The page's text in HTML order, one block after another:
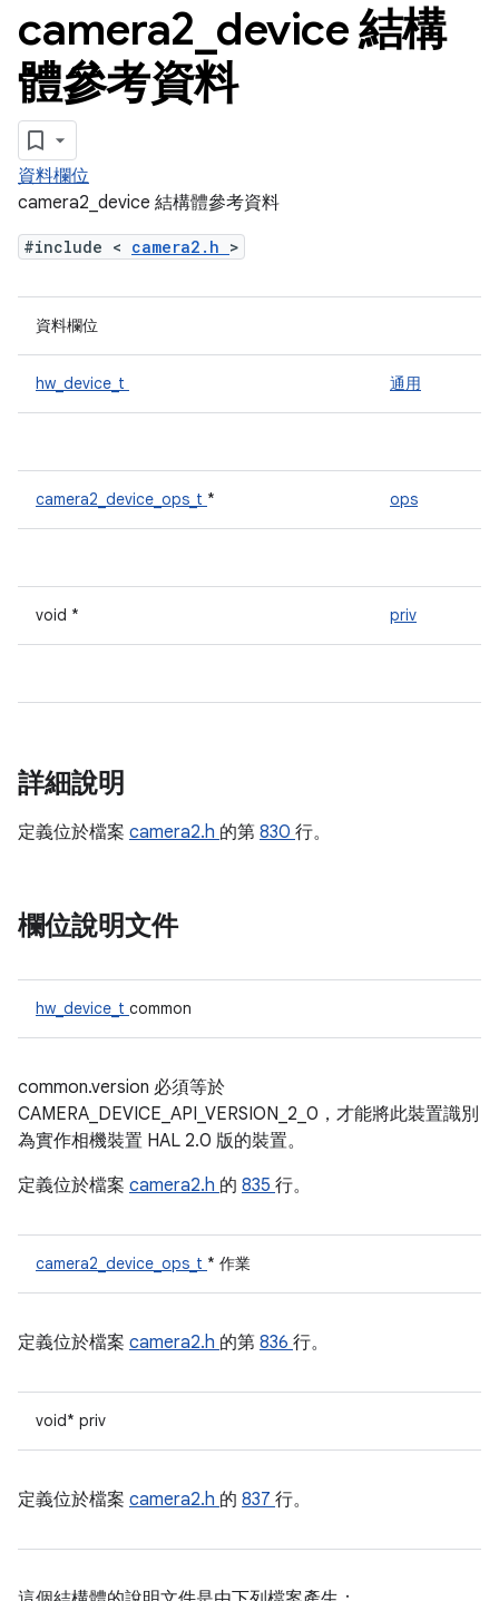
camera2 device 結構
體參考資料
資料欄位
camera2_device 結構體參考資料
#include < camera2.h >
資料欄位
hw_device_t 通用
camera2_device_ops_t * ops
void * priv
詳細說明
定義位於檔案 camera2.h 的第 830 行。
欄位說明文件
hw_device_t common
common.version 必須等於
CAMERA_DEVICE_API_VERSION_2_0，才能將此裝置識別
為實作相機裝置 HAL 2.0 版的裝置。
定義位於檔案 camera2.h 的 835 行。
camera2_device_ops_t * 作業
定義位於檔案 camera2.h 的第 836 行。
void* priv
定義位於檔案 camera2.h 的 837 行。